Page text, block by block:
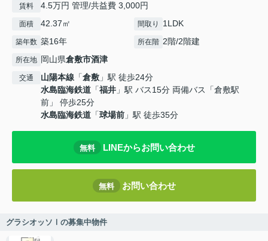
賃料 4.5万円 管理/共益費 3,000円
面積 42.37㎡ 間取り 1LDK
築年数 築16年 所在階 2階/2階建
所在地 岡山県倉敷市酒津
交通 山陽本線 「倉敷 」駅 徒歩24分
水島臨海鉄道 「福井 」駅 バス15分 両備バス「倉敷駅
前」 停歩25分
水島臨海鉄道 「球場前 」駅 徒歩35分
無料 LINEからお問い合わせ
無料 お問い合わせ
グラシオッソⅠの募集中物件